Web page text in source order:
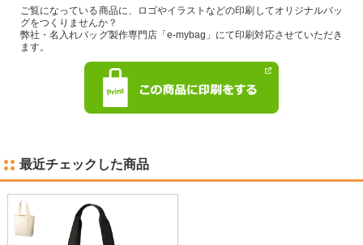
ご覧になっている商品に、ロゴやイラストなどの印刷してオリジナルバッ
グをつくりませんか？
弊社・名入れバッグ製作専門店「e-mybag」にて印刷対応させていただき
ます。
最近チェックした商品